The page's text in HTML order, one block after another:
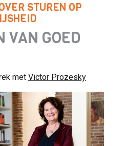
STUREN OP
VAN GOED
met Victor Prozesky